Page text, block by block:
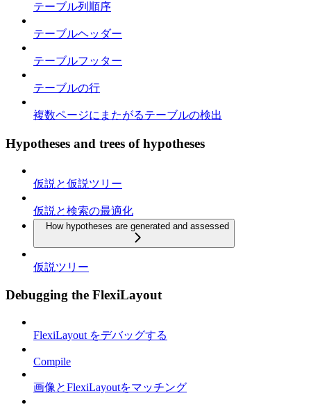
テーブル列順序
テーブルヘッダー
テーブルフッター
テーブルの行
複数ページにまたがるテーブルの検出
Hypotheses and trees of hypotheses
仮説と仮説ツリー
仮説と検索の最適化
How hypotheses are generated and assessed
仮説ツリー
Debugging the FlexiLayout
FlexiLayout をデバッグする
Compile
画像とFlexiLayoutをマッチング